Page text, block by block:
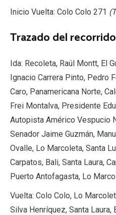
Inicio Vuelta: Colo Colo 271
Trazado del
Ida: Recoleta, Raúl Montt, El
Ignacio Carrera Pinto, Pedro
Caro, Panamericana Norte,
Frei Montalva, Presidente
Autopista Américo Vespucio
Senador Jaime Guzmán,
Ovalle, Lo Marcoleta, Santa
Carpatos, Bali, Santa Laura,
Puerto Antofagasta, Lo
Vuelta: Colo Colo, Lo
Silva Henríquez, Santa